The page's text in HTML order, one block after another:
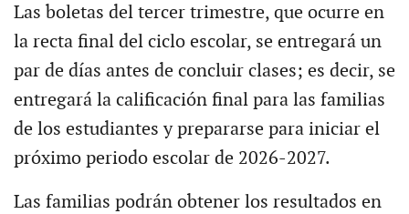
Las boletas del tercer trimestre, que ocurre en
la recta final del ciclo escolar, se entregará un
par de días antes de concluir clases; es decir, se
entregará la calificación final para las familias
de los estudiantes y prepararse para iniciar el
próximo periodo escolar de 2026-2027.
Las familias podrán obtener los resultados en